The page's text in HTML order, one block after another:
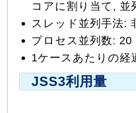
コアに割り当て, 並
スレッド並列手法:
プロセス並列数: 20
1ケースあたりの経
JSS3利用量